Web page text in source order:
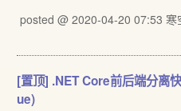
posted @ 2020-04-20 07:53 寒
[置顶] .NET Core前后端分离
ue)